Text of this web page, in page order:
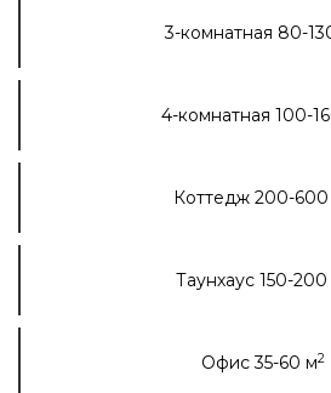
3-комнатная 80-
4-комнатная 100-
Коттедж 200-
Таунхаус 150-
Офис 35-60 м2